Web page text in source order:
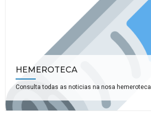
HEMEROTECA
Consulta todas as noticias na nosa hemeroteca